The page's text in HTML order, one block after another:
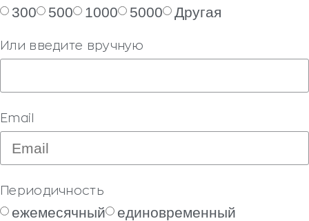
300 500 1000 5000 Другая
Или введите вручную
Email
Периодичность
ежемесячный единовременный